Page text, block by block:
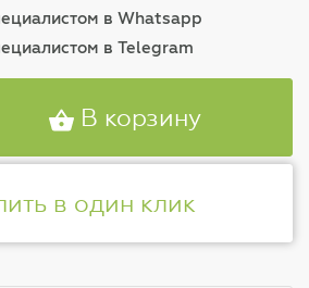
в Whatsapp
в Telegram
В корзину
в один клик